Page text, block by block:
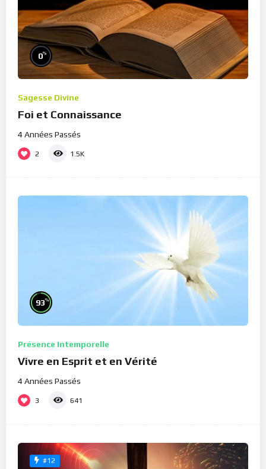
0%
Sagesse Divine
Foi et Connaissance
4 Années Passés
2 1.5K
93%
Présence Intemporelle
Vivre en Esprit et en Vérité
4 Années Passés
3 641
#12